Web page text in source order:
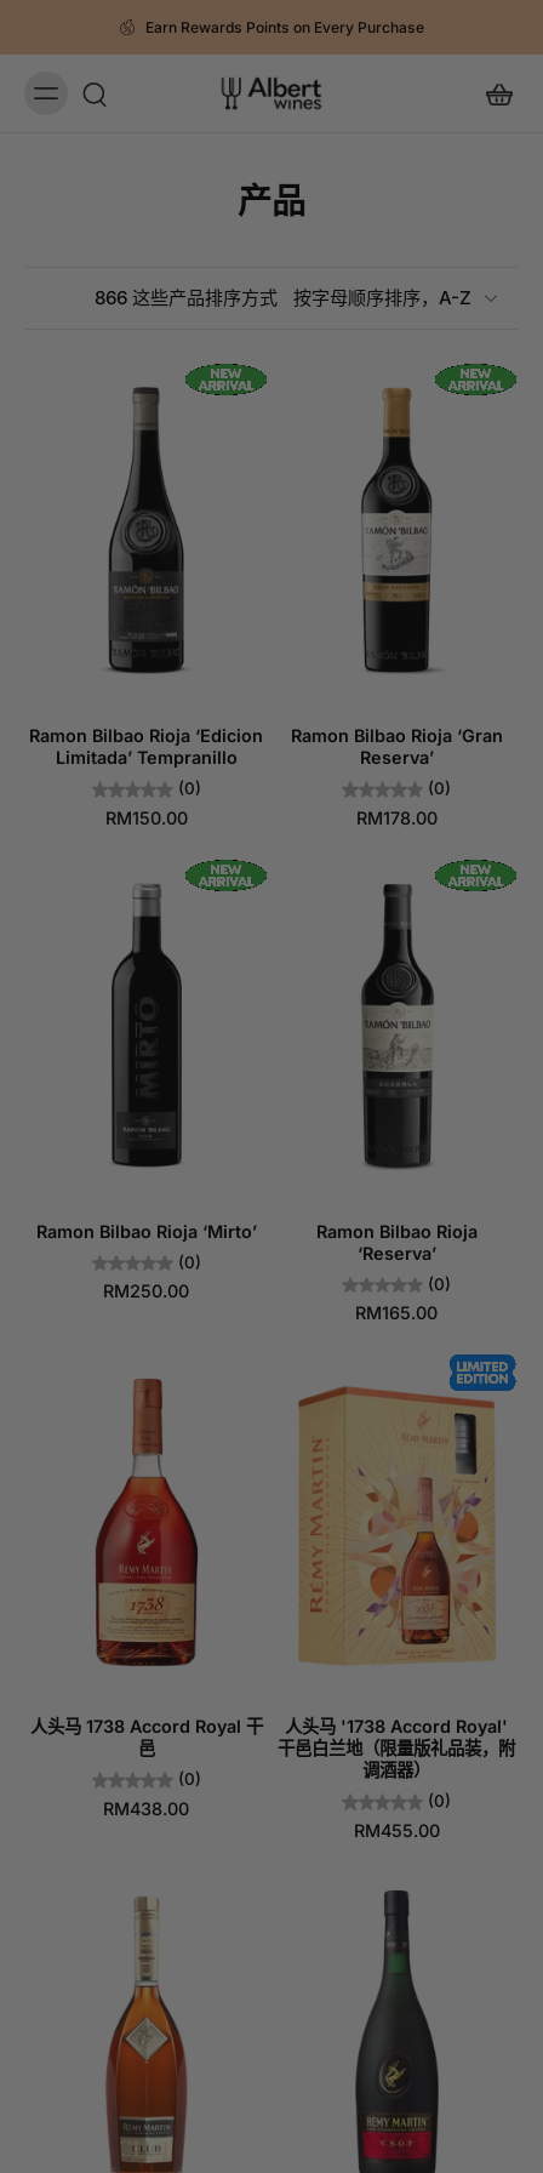
Earn Rewards Points on Every Purchase
产品
866 这些产品排序方式
Ramon Bilbao Rioja ‘Edicion
Limitada’ Tempranillo
(0)
RM150.00
Ramon Bilbao Rioja ‘Gran
Reserva’
(0)
RM178.00
Ramon Bilbao Rioja ‘Mirto’
(0)
RM250.00
Ramon Bilbao Rioja
‘Reserva’
(0)
RM165.00
人头马 1738 Accord Royal 干
邑
(0)
RM438.00
人头马 '1738 Accord Royal'
干邑白兰地（限量版礼品装，附
调酒器）
(0)
RM455.00